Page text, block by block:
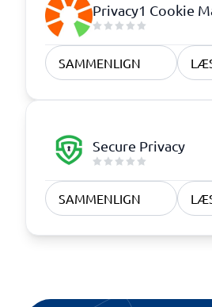
Privacy1 Cookie
SAMMENLIGN
Secure Privacy
SAMMENLIGN